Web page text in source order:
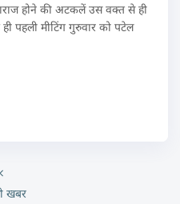
होने की अटकलें उस वक्त से ही
पहली मीटिंग गुरुवार को पटेल
खबर